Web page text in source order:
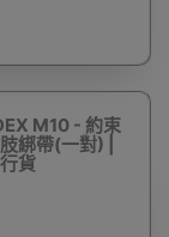
M10 - 約束
綁帶(一對) |
貨